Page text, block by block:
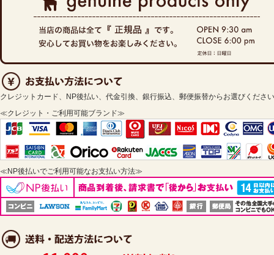
クレジットカード、NP後払い、代金引換、銀行振込、郵便振替からお選びくださ
≪クレジット・ご利用可能ブランド≫
≪NP後払いでご利用可能なお支払い方法≫